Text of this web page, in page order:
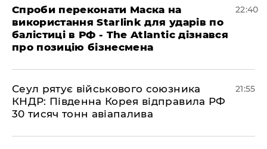
​Спроби переконати Маска на
використання Starlink для ударів по
балістиці в РФ - The Atlantic дізнався
про позицію бізнесмена
22:40
​Сеул рятує військового союзника
КНДР: Південна Корея відправила РФ
30 тисяч тонн авіапалива
21:55